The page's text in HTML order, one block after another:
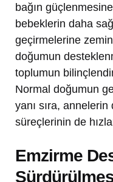
bağın
bebeklerin daha
geçirmelerine
doğumun
toplumun
Normal doğumun
yanı sıra,
süreçlerinin de
Emzirme